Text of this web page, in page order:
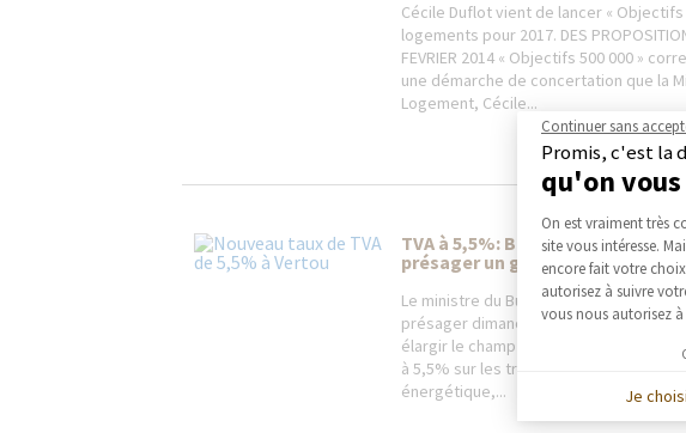
Cécile Duflot vient de lancer « Objectifs
logements pour 2017. DES
FEVRIER 2014 « Objectifs 500 000 »
une démarche de concertation que la
Logement, Cécile...
TVA à 5,5%: Bernard Cazeneuve
présager un geste pour
Le ministre du Budget Bernard
présager dimanche 17 novembre un
élargir le champ d’application du taux
à 5,5% sur les travaux de rénovation
énergétique,...
Continuer sans
Promis, c'est la
qu'on
Plateforme
On est vraiment très
site vous intéresse.
encore fait votre
autorisez à suivre
vous nous autorisez à
Je